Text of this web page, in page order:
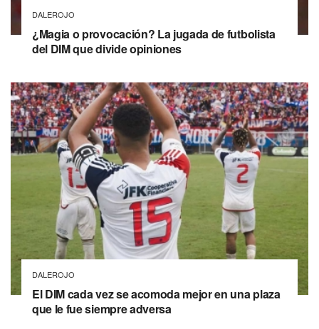
DALEROJO
¿Magia o provocación? La jugada de futbolista
del DIM que divide opiniones
DALEROJO
El DIM cada vez se acomoda mejor en una plaza
que le fue siempre adversa